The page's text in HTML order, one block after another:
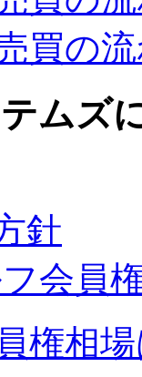
買の
ムズ
針
会員
権相